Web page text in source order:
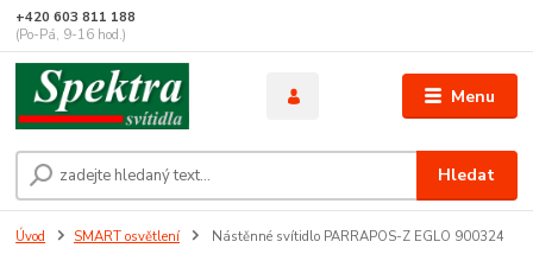
Menu
Hledat
+420 603 811 188
(Po-Pá, 9-16 hod.)
Úvod SMART osvětlení Nástěnné svítidlo PARRAPOS-Z EGLO 900324